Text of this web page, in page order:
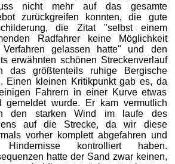
nicht mehr auf das gesamte
zurückgreifen konnten, die gute
die Zitat "selbst einem
Radfahrer keine Möglichkeit
Verfahren gelassen hatte" und den
erwähnten schönen Streckenverlauf
das größtenteils ruhige Bergische
Einen kleinen Kritikpunkt gab es, da
Fahrern in einer Kurve etwas
gemeldet wurde. Er kam vermutlich
den starken Wind im laufe des
auf die Strecke, da wir diese
vorher komplett abgefahren und
kontrolliert haben.
hatte der Sand zwar keinen,